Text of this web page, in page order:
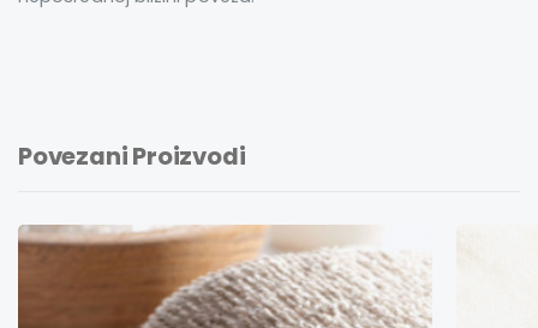
Povezani Proizvodi